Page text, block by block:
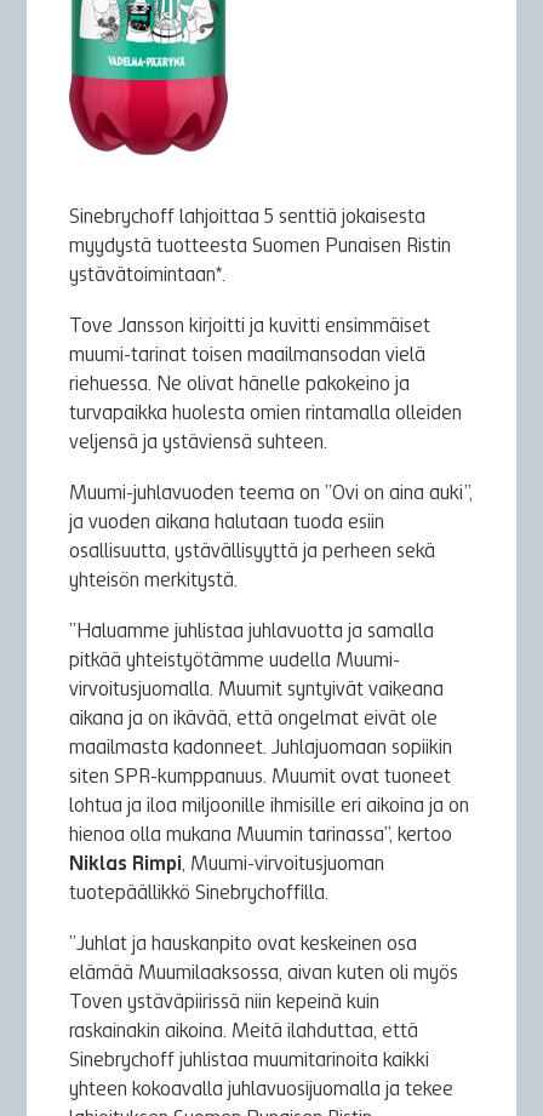
Sinebrychoff lahjoittaa 5 senttiä jokaisesta
myydystä tuotteesta Suomen Punaisen Ristin
ystävätoimintaan*.
Tove Jansson kirjoitti ja kuvitti ensimmäiset
muumi-tarinat toisen maailmansodan vielä
riehuessa. Ne olivat hänelle pakokeino ja
turvapaikka huolesta omien rintamalla olleiden
veljensä ja ystäviensä suhteen.
Muumi-juhlavuoden teema on ”Ovi on aina auki”,
ja vuoden aikana halutaan tuoda esiin
osallisuutta, ystävällisyyttä ja perheen sekä
yhteisön merkitystä.
”Haluamme juhlistaa juhlavuotta ja samalla
pitkää yhteistyötämme uudella Muumi-
virvoitusjuomalla. Muumit syntyivät vaikeana
aikana ja on ikävää, että ongelmat eivät ole
maailmasta kadonneet. Juhlajuomaan sopiikin
siten SPR-kumppanuus. Muumit ovat tuoneet
lohtua ja iloa miljoonille ihmisille eri aikoina ja on
hienoa olla mukana Muumin tarinassa”, kertoo
Niklas Rimpi, Muumi-virvoitusjuoman
tuotepäällikkö Sinebrychoffilla.
”Juhlat ja hauskanpito ovat keskeinen osa
elämää Muumilaaksossa, aivan kuten oli myös
Toven ystäväpiirissä niin kepeinä kuin
raskainakin aikoina. Meitä ilahduttaa, että
Sinebrychoff juhlistaa muumitarinoita kaikki
yhteen kokoavalla juhlavuosijuomalla ja tekee